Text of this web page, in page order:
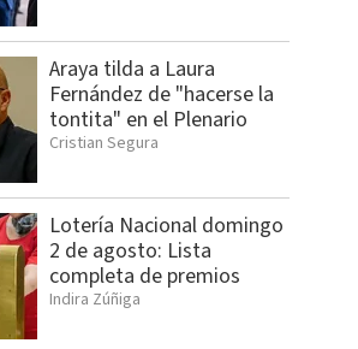
Araya tilda a Laura
Fernández de "hacerse la
tontita" en el Plenario
Cristian Segura
Lotería Nacional domingo
2 de agosto: Lista
completa de premios
Indira Zúñiga